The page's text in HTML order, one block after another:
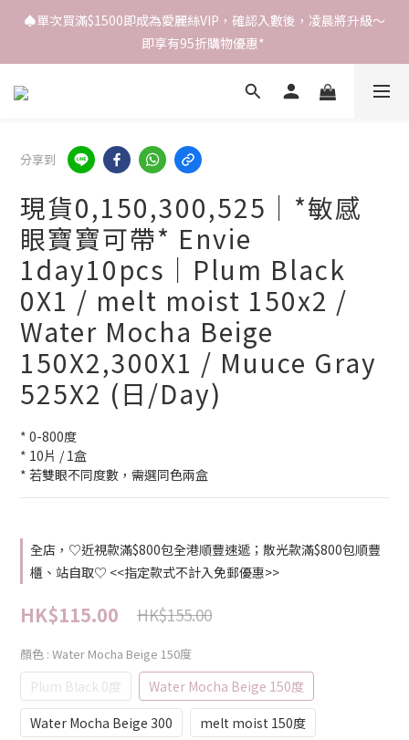
♠️單次買滿$1500即成為愛麗絲VIP，確認入數後，凌晨將升級～
即享有95折購物優惠*
分享到
現貨0,150,300,525｜*敏感
眼寶寶可帶* Envie
1day10pcs｜Plum Black
0X1 / melt moist 150x2 /
Water Mocha Beige
150X2,300X1 / Muuce Gray
525X2 (日/Day)
* 0-800度
* 10片 / 1盒
* 若雙眼不同度數，需選同色兩盒
全店，♡近視款滿$800包全港順豐速遞；散光款滿$800包順豐
櫃、站自取♡ <<指定款式不計入免郵優惠>>
HK$115.00 HK$155.00
顏色 : Water Mocha Beige 150度
Plum Black 0度
Water Mocha Beige 150度
Water Mocha Beige 300
melt moist 150度